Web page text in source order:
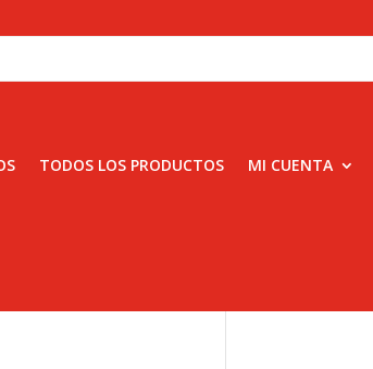
TODOS LOS PRODUCTOS MI CUENTA